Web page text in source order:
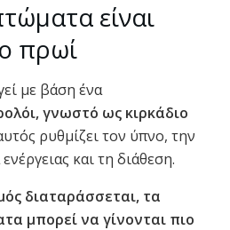
είναι
πρωί
με βάση ένα
γνωστό ως κιρκάδιο
ρυθμίζει τον ύπνο, την
και τη διάθεση.
διαταράσσεται, τα
μπορεί να γίνονται πιο